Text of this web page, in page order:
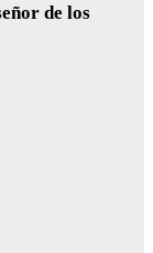
de los